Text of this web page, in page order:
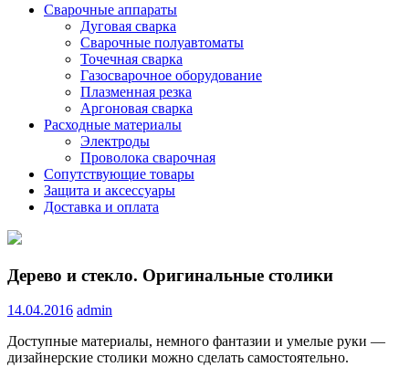
Сварочные аппараты
Дуговая сварка
Сварочные полуавтоматы
Точечная сварка
Газосварочное оборудование
Плазменная резка
Аргоновая сварка
Расходные материалы
Электроды
Проволока сварочная
Сопутствующие товары
Защита и аксессуары
Доставка и оплата
Дерево и стекло. Оригинальные столики
14.04.2016 admin
Доступные материалы, немного фантазии и умелые руки —
дизайнерские столики можно сделать самостоятельно.